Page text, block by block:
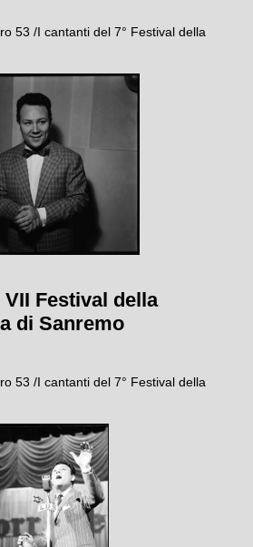
53 /I cantanti del 7° Festival della
Festival della
di Sanremo
53 /I cantanti del 7° Festival della